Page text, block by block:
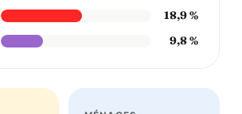
18,9 %
9,8 %